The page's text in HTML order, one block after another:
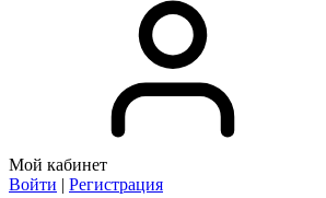
Мой кабинет
Войти | Регистрация